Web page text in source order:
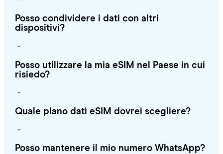
Posso condividere i dati con altri
dispositivi?
Posso utilizzare la mia eSIM nel Paese in cui
risiedo?
Quale piano dati eSIM dovrei scegliere?
Posso mantenere il mio numero WhatsApp?